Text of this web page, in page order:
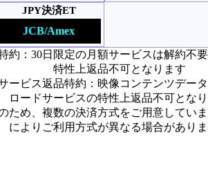
JPY決済ET
JCB/Amex
約：30日限定の月額サービスは解約不
特性上返品不可となります
ービス返品特約：映像コンテンツデー
ロードサービスの特性上返品不可とな
ため、複数の決済方式をご用意してい
によりご利用方式が異なる場合があり